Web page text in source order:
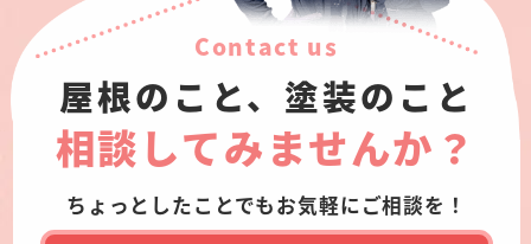
Contact us
屋根のこと、塗装のこと
相談してみませんか？
ちょっとしたことでもお気軽にご相談を！